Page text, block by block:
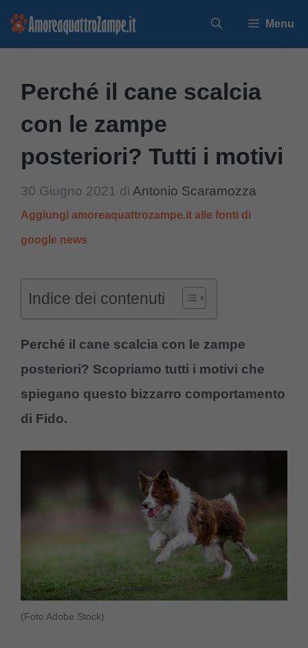
Vai
Menu
Perché il cane scalcia
con le zampe
posteriori? Tutti i motivi
30 Giugno 2021 di Antonio Scaramozza
Aggiungi amoreaquattrozampe.it alle fonti di
google news
Indice dei contenuti
Perché il cane scalcia con le zampe
posteriori? Scopriamo tutti i motivi che
spiegano questo bizzarro comportamento
di Fido.
(Foto Adobe Stock)